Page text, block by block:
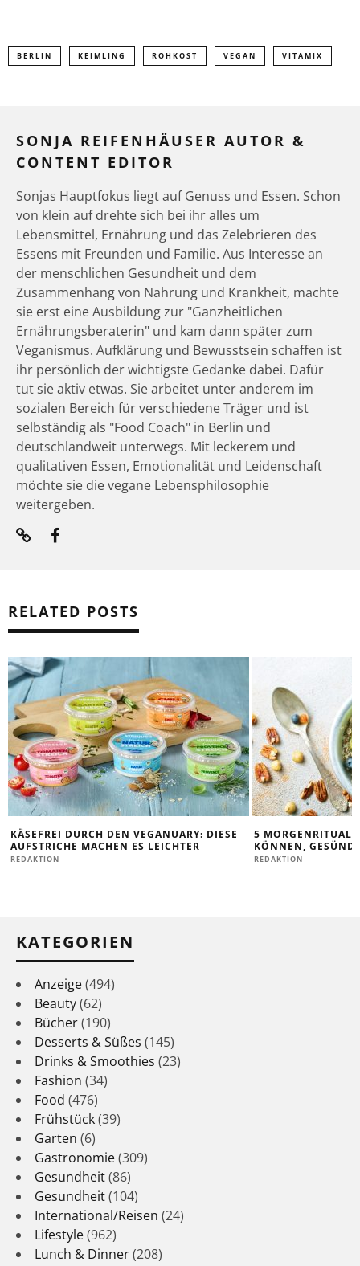
BERLIN KEIMLING ROHKOST VEGAN VITAMIX
SONJA REIFENHÄUSER AUTOR &
CONTENT EDITOR
Sonjas Hauptfokus liegt auf Genuss und Essen. Schon
von klein auf drehte sich bei ihr alles um
Lebensmittel, Ernährung und das Zelebrieren des
Essens mit Freunden und Familie. Aus Interesse an
der menschlichen Gesundheit und dem
Zusammenhang von Nahrung und Krankheit, machte
sie erst eine Ausbildung zur "Ganzheitlichen
Ernährungsberaterin" und kam dann später zum
Veganismus. Aufklärung und Bewusstsein schaffen ist
ihr persönlich der wichtigste Gedanke dabei. Dafür
tut sie aktiv etwas. Sie arbeitet unter anderem im
sozialen Bereich für verschiedene Träger und ist
selbständig als "Food Coach" in Berlin und
deutschlandweit unterwegs. Mit leckerem und
qualitativen Essen, Emotionalität und Leidenschaft
möchte sie die vegane Lebensphilosophie
weitergeben.
RELATED POSTS
KÄSEFREI DURCH DEN VEGANUARY: DIESE
AUFSTRICHE MACHEN ES LEICHTER
REDAKTION
5
KÖNNEN,
REDAKTION
KATEGORIEN
Anzeige(494)
Beauty(62)
Bücher(190)
Desserts & Süßes (145)
Drinks & Smoothies (23)
Fashion (34)
Food (476)
Frühstück(39)
Garten (6)
Gastronomie(309)
Gesundheit(86)
Gesundheit(104)
International/Reisen (24)
Lifestyle(962)
Lunch & Dinner(208)